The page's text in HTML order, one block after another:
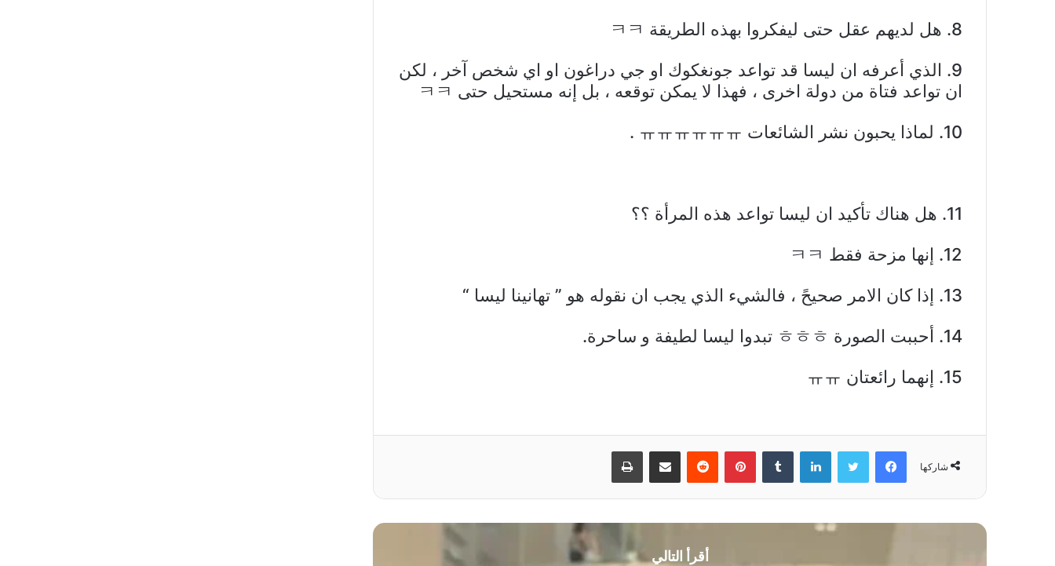
8. هل لديهم عقل حتى ليفكروا بهذه الطريقة ㅋㅋ
9. الذي أعرفه ان ليسا قد تواعد جونغكوك او جي دراغون او اي شخص آخر ، لكن
ان تواعد فتاة من دولة اخرى ، فهذا لا يمكن توقعه ، بل إنه مستحيل حتى ㅋㅋ
10. لماذا يحبون نشر الشائعات ㅠㅠㅠㅠㅠㅠ .
11. هل هناك تأكيد ان ليسا تواعد هذه المرأة ؟؟
12. إنها مزحة فقط ㅋㅋ
13. إذا كان الامر صحيحً ، فالشيء الذي يجب ان نقوله هو ” تهانينا ليسا “
14. أحببت الصورة ㅎㅎㅎ تبدوا ليسا لطيفة و ساحرة.
15. إنهما رائعتان ㅠㅠ
شاركها
فيسبوك تويتر لينكدإن بينتيريست مشاركة عبر البريد طباعة
أقرأ التالي